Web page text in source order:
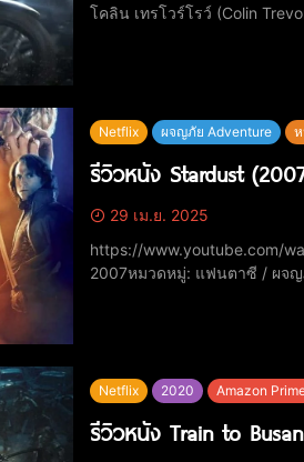
โคลิน เทรโวร์โรว์ (Colin
Netflix ผจญภัย Adventure ห
รีวิวหนัง Stardust
29 เม.ย. 2025
https://www.youtube.com/watch?v=-wwv427DAvA ชื่อหนัง:
2007หมวดหมู่: แฟนตาซี / ผจญ
Netflix 2020 Amazon
รีวิวหนัง Train to